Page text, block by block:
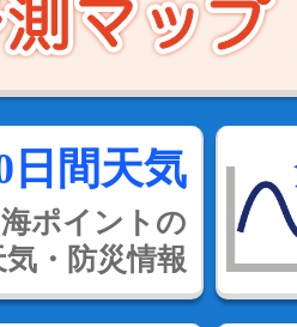
日間天気
海ポイントの
気・防災情報